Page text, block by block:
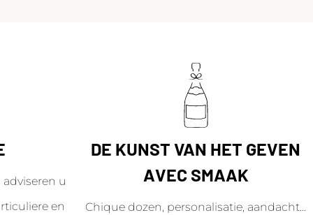
u
en
DE KUNST VAN HET GEVEN
AVEC SMAAK
Chique dozen, personalisatie, aandacht...